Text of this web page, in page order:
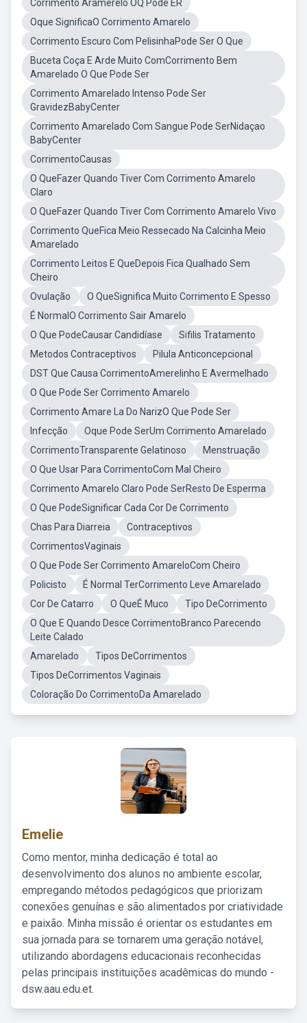
Corrimento Aramerelo OQ Pode ER
Oque SignificaO Corrimento Amarelo
Corrimento Escuro Com PelisinhaPode Ser O Que
Buceta Coça E Arde Muito ComCorrimento Bem
Amarelado O Que Pode Ser
Corrimento Amarelado Intenso Pode Ser
GravidezBabyCenter
Corrimento Amarelado Com Sangue Pode SerNidaçao
BabyCenter
CorrimentoCausas
O QueFazer Quando Tiver Com Corrimento Amarelo
Claro
O QueFazer Quando Tiver Com Corrimento Amarelo Vivo
Corrimento QueFica Meio Ressecado Na Calcinha Meio
Amarelado
Corrimento Leitos E QueDepois Fica Qualhado Sem
Cheiro
Ovulação
O QueSignifica Muito Corrimento E Spesso
É NormalO Corrimento Sair Amarelo
O Que PodeCausar Candidíase
Sifilis Tratamento
Metodos Contraceptivos
Pilula Anticoncepcional
DST Que Causa CorrimentoAmerelinho E Avermelhado
O Que Pode Ser Corrimento Amarelo
Corrimento Amare La Do NarizO Que Pode Ser
Infecção
Oque Pode SerUm Corrimento Amarelado
CorrimentoTransparente Gelatinoso
Menstruação
O Que Usar Para CorrimentoCom Mal Cheiro
Corrimento Amarelo Claro Pode SerResto De Esperma
O Que PodeSignificar Cada Cor De Corrimento
Chas Para Diarreia
Contraceptivos
CorrimentosVaginais
O Que Pode Ser Corrimento AmareloCom Cheiro
Policisto
É Normal TerCorrimento Leve Amarelado
Cor De Catarro
O QueÉ Muco
Tipo DeCorrimento
O Que E Quando Desce CorrimentoBranco Parecendo
Leite Calado
Amarelado
Tipos DeCorrimentos
Tipos DeCorrimentos Vaginais
Coloração Do CorrimentoDa Amarelado
Emelie
Como mentor, minha dedicação é total ao
desenvolvimento dos alunos no ambiente escolar,
empregando métodos pedagógicos que priorizam
conexões genuínas e são alimentados por criatividade
e paixão. Minha missão é orientar os estudantes em
sua jornada para se tornarem uma geração notável,
utilizando abordagens educacionais reconhecidas
pelas principais instituições acadêmicas do mundo -
dsw.aau.edu.et.